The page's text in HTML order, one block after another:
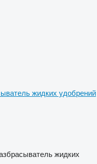
жидких удобрений
жидких